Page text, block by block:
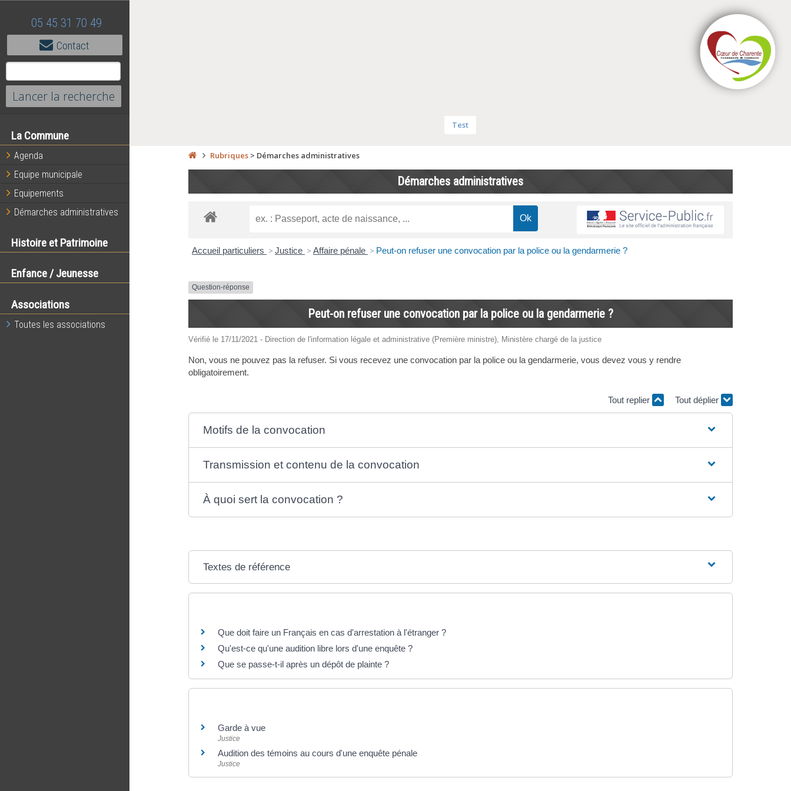
05 45 31 70 49
Contact
La Commune
Agenda
Equipe municipale
Equipements
Démarches administratives
Histoire et Patrimoine
Enfance / Jeunesse
Associations
Toutes les associations
Test
Rubriques> Démarches administratives
Démarches administratives
Accueil particuliers > Justice > Affaire pénale > Peut-on refuser une convocation par la police ou la gendarmerie ?
Question-réponse
Peut-on refuser une convocation par la police ou la gendarmerie ?
Vérifié le 17/11/2021 - Direction de l'information légale et administrative (Première ministre), Ministère chargé de la justice
Non, vous ne pouvez pas la refuser. Si vous recevez une convocation par la police ou la gendarmerie, vous devez vous y rendre
obligatoirement.
Tout replier Tout déplier
Motifs de la convocation
Transmission et contenu de la convocation
À quoi sert la convocation ?
Textes de référence
Que doit faire un Français en cas d'arrestation à l'étranger ?
Qu'est-ce qu'une audition libre lors d'une enquête ?
Que se passe-t-il après un dépôt de plainte ?
Garde à vue
Justice
Audition des témoins au cours d'une enquête pénale
Justice